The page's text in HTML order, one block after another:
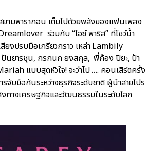
ามพารากอน เต็มไปด้วยพลังของแฟนเพลง
ร่วมกับ “ไอซ์ พาริส” ที่โชว์น้ำ
งปรบมือเกรียวกราว เหล่า Lambily
ปันยารชุน, กรกนก ยงสกุล, พี่ก้อง ปิยะ, ป้า
แบบสุดหัวใจ! จะว่าไป …. คอนเสิร์ตครั้ง
บมือกันระหว่างธุรกิจระดับชาติ ผู้นำสายโปร
ทางเศรษฐกิจและวัฒนธรรมในระดับโลก